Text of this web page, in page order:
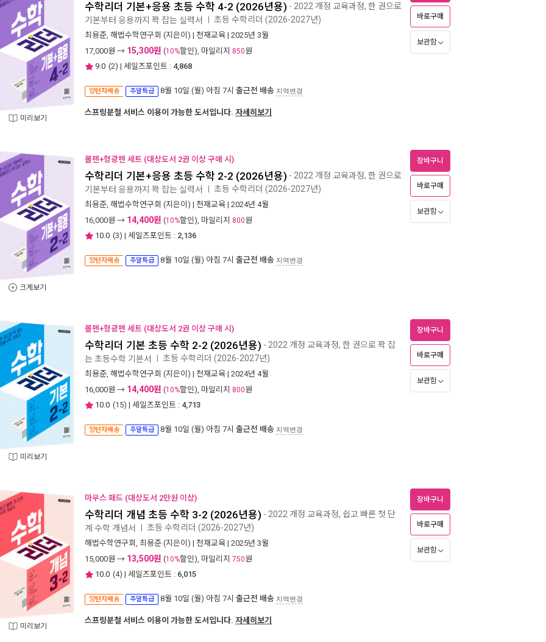
미리보기
수학리더 기본+응용 초등 수학 4-2 (2026년용) - 2022 개정 교육과정, 한 권으로
기본부터 응용까지 꽉 잡는 실력서 초등 수학리더 (2026-2027년)
최용준, 해법수학연구회 (지은이) | 천재교육 | 2025년 3월
17,000원 → 15,300원 (10%할인), 마일리지 850원
9.0 (2) | 세일즈포인트 : 4,868
양탄자배송 주말특급 8월 10일 (월) 아침 7시 출근전 배송 지역변경
바로구매
보관함
스프링분철 서비스 이용이 가능한 도서입니다. 자세히보기
크게보기
볼펜+형광펜 세트 (대상도서 2권 이상 구매 시)
수학리더 기본+응용 초등 수학 2-2 (2026년용) - 2022 개정 교육과정, 한 권으로
기본부터 응용까지 꽉 잡는 실력서 초등 수학리더 (2026-2027년)
최용준, 해법수학연구회 (지은이) | 천재교육 | 2024년 4월
16,000원 → 14,400원 (10%할인), 마일리지 800원
10.0 (3) | 세일즈포인트 : 2,136
양탄자배송 주말특급 8월 10일 (월) 아침 7시 출근전 배송 지역변경
장바구니
바로구매
보관함
미리보기
볼펜+형광펜 세트 (대상도서 2권 이상 구매 시)
수학리더 기본 초등 수학 2-2 (2026년용) - 2022 개정 교육과정, 한 권으로 꽉 잡
는 초등수학 기본서 초등 수학리더 (2026-2027년)
최용준, 해법수학연구회 (지은이) | 천재교육 | 2024년 4월
16,000원 → 14,400원 (10%할인), 마일리지 800원
10.0 (15) | 세일즈포인트 : 4,713
양탄자배송 주말특급 8월 10일 (월) 아침 7시 출근전 배송 지역변경
장바구니
바로구매
보관함
미리보기
마우스 패드 (대상도서 2만원 이상)
수학리더 개념 초등 수학 3-2 (2026년용) - 2022 개정 교육과정, 쉽고 빠른 첫 단
계 수학 개념서 초등 수학리더 (2026-2027년)
해법수학연구회 , 최용준 (지은이) | 천재교육 | 2025년 3월
15,000원 → 13,500원 (10%할인), 마일리지 750원
10.0 (4) | 세일즈포인트 : 6,015
양탄자배송 주말특급 8월 10일 (월) 아침 7시 출근전 배송 지역변경
장바구니
바로구매
보관함
스프링분철 서비스 이용이 가능한 도서입니다. 자세히보기